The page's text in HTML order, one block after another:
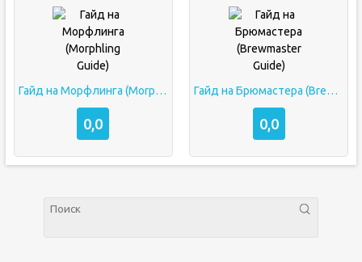
Гайд на Морфлинга (Morphling Guide)
0,0
Гайд на Брюмастера (Brewmaster Guide)
0,0